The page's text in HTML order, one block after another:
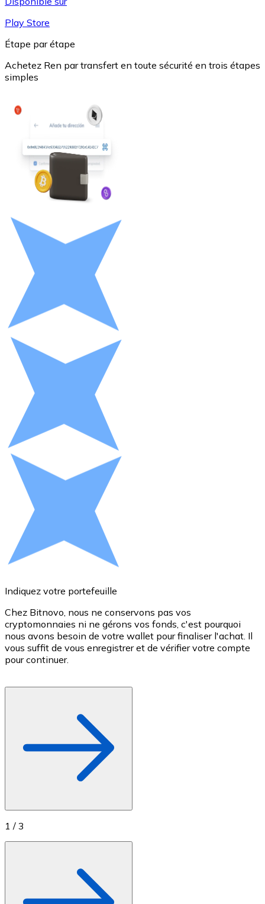
USDC
Litecoin
LTC
XRP
Voir toutes
Achetez des cryptomonnaies en espèces et d'autres
Acheter avec espèces
Virement SEPA
Ajoutez des fonds à votre compte Bitnovo ou
Acheter avec virement bancaire
Carte de crédit / débit
Utilisez les cartes Visa et Mastercard pour acheter
Acheter avec carte
Boutique - Cartes
Nouveau
Achetez des cartes-cadeaux de vos marques
Play Store
Étape par étape
Achetez Ren par transfert en toute sécurité en trois étapes
simples
Indiquez votre portefeuille
Chez Bitnovo, nous ne conservons pas vos
cryptomonnaies ni ne gérons vos fonds, c'est pourquoi
nous avons besoin de votre wallet pour finaliser l'achat. Il
vous suffit de vous enregistrer et de vérifier votre compte
pour continuer.
1 / 3